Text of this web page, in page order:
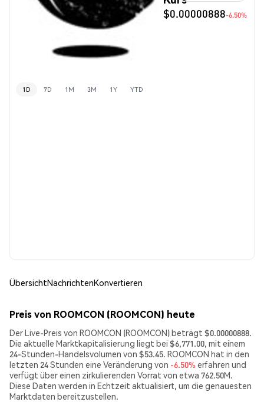
$0.00000888-6.50%
1D 7D 1M 3M 1Y YTD
ÜbersichtNachrichtenKonvertieren
Preis von ROOMCON (ROOMCON) heute
Der Live-Preis von ROOMCON (ROOMCON) beträgt $0.00000888.
Die aktuelle Marktkapitalisierung liegt bei $6,771.00, mit einem
24-Stunden-Handelsvolumen von $53.45. ROOMCON hat in den
letzten 24 Stunden eine Veränderung von -6.50% erfahren und
verfügt über einen zirkulierenden Vorrat von etwa 762.50M.
Diese Daten werden in Echtzeit aktualisiert, um die genauesten
Marktdaten bereitzustellen.